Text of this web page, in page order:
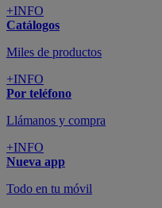
+INFO
Catálogos
Miles de productos
+INFO
Por teléfono
Llámanos y compra
+INFO
Nueva app
Todo en tu móvil